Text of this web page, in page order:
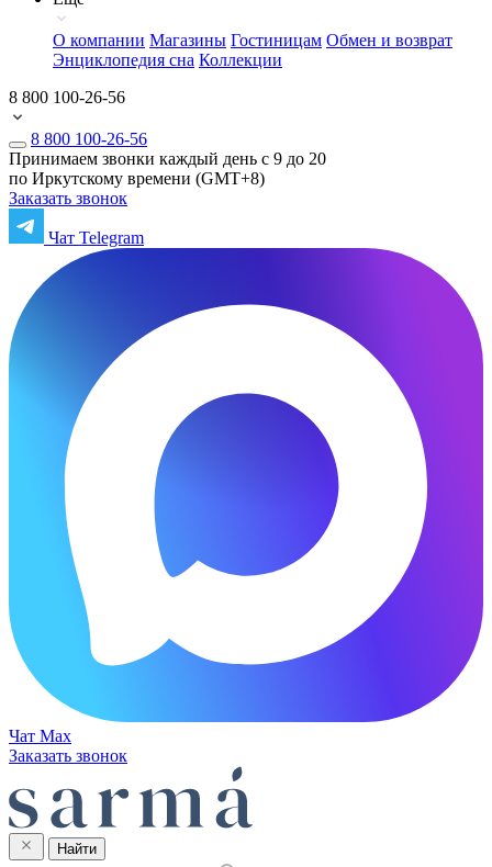
О компании Магазины Гостиницам Обмен и возврат
Энциклопедия сна Коллекции
8 800 100-26-56
8 800 100-26-56
Принимаем звонки каждый день с 9 до 20
по Иркутскому времени (GMT+8)
Заказать звонок
Чат Telegram
Чат Max
Заказать звонок
Найти